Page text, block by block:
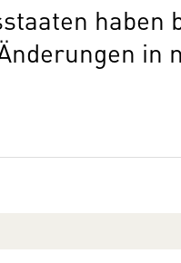
haben
in